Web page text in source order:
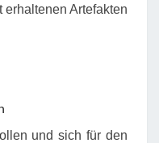
Artefakten
und sich für den